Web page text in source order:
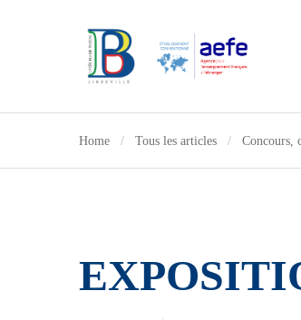
Home Tous les articles Concours,